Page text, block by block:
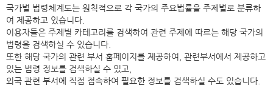
국가별 법령체계도는 원칙적으로 각 국가의 주요법률을 주제별로 분류하
여 제공하고 있습니다.
이용자들은 주제별 카테고리를 검색하여 관련 주제에 따르는 해당 국가의
법령을 검색하실 수 있습니다.
또한 해당 국가의 관련 부서 홈페이지를 제공하여, 관련부서에서 제공하고
있는 법령 정보를 검색하실 수 있고,
외국 관련 부서에 직접 접속하여 필요한 정보를 검색하실 수도 있습니다.